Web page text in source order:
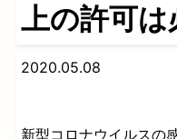
上の許可は
2020.05.08
新型コロナウイルスの